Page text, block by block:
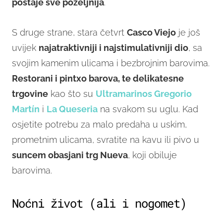
postaje sve poželjnija.
S druge strane, stara četvrt Casco Viejo je još
uvijek najatraktivniji i najstimulativniji dio, sa
svojim kamenim ulicama i bezbrojnim barovima.
Restorani i pintxo barova, te delikatesne
trgovine kao što su Ultramarinos Gregorio
Martín i La Queseria na svakom su uglu. Kad
osjetite potrebu za malo predaha u uskim,
prometnim ulicama, svratite na kavu ili pivo u
suncem obasjani trg Nueva, koji obiluje
barovima.
Noćni život (ali i nogomet)